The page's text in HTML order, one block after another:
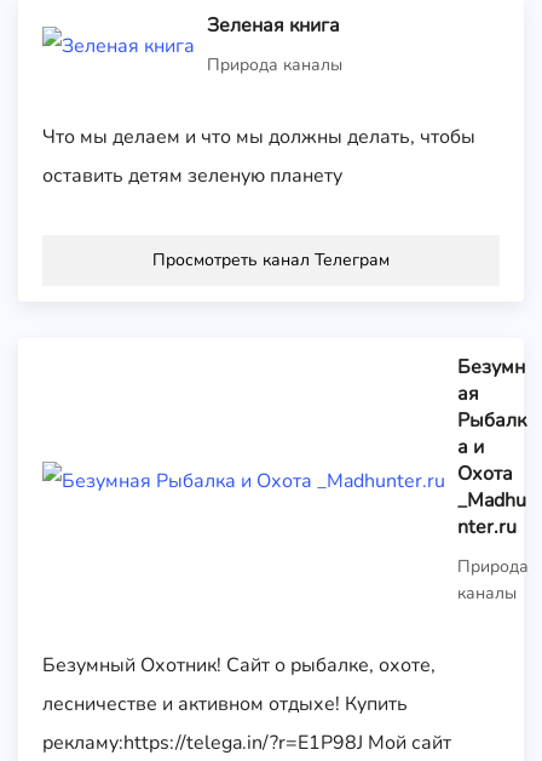
Зеленая книга
Природа каналы
Что мы делаем и что мы должны делать, чтобы
оставить детям зеленую планету
Просмотреть канал Телеграм
Безумн
ая
Рыбалк
а и
Охота
_Madhu
nter.ru
Природа
каналы
Безумный Охотник! Сайт о рыбалке, охоте,
лесничестве и активном отдыхе! Купить
рекламу:https://telega.in/?r=E1P98J Мой сайт